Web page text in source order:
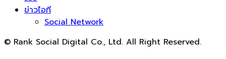
ข่าวไอที
Social Network
© Rank Social Digital Co., Ltd. All Right Reserved.